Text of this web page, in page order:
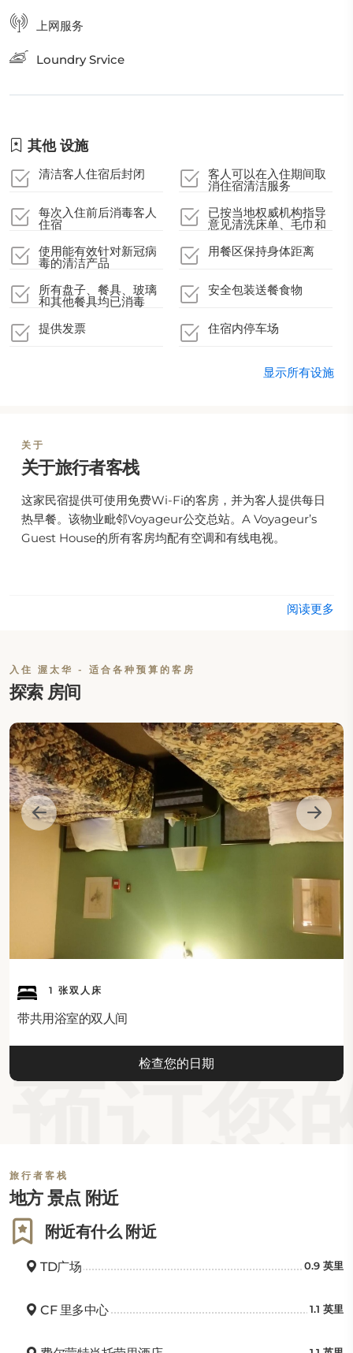
上网服务
Loundry Srvice
其他 设施
清洁客人住宿后封闭 客人可以在入住期间取
消住宿清洁服务
每次入住前后消毒客人
住宿
已按当地权威机构指导
意见清洗床单、毛巾和
使用能有效针对新冠病
毒的清洁产品
用餐区保持身体距离
所有盘子、餐具、玻璃
和其他餐具均已消毒
安全包装送餐食物
提供发票 住宿内停车场
显示所有设施
关于
关于旅行者客栈
这家民宿提供可使用免费Wi-Fi的客房，并为客人提供每日
热早餐。该物业毗邻Voyageur公交总站。A Voyageur’s
Guest House的所有客房均配有空调和有线电视。
阅读更多
入住 渥太华 - 适合各种预算的客房
探索 房间
1 张双人床
带共用浴室的双人间
检查您的日期
旅行者客栈
地方 景点 附近
附近有什么 附近
TD广场 0.9 英里
CF 里多中心 1.1 英里